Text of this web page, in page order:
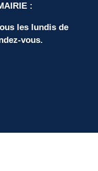
:
les lundis de
vous.